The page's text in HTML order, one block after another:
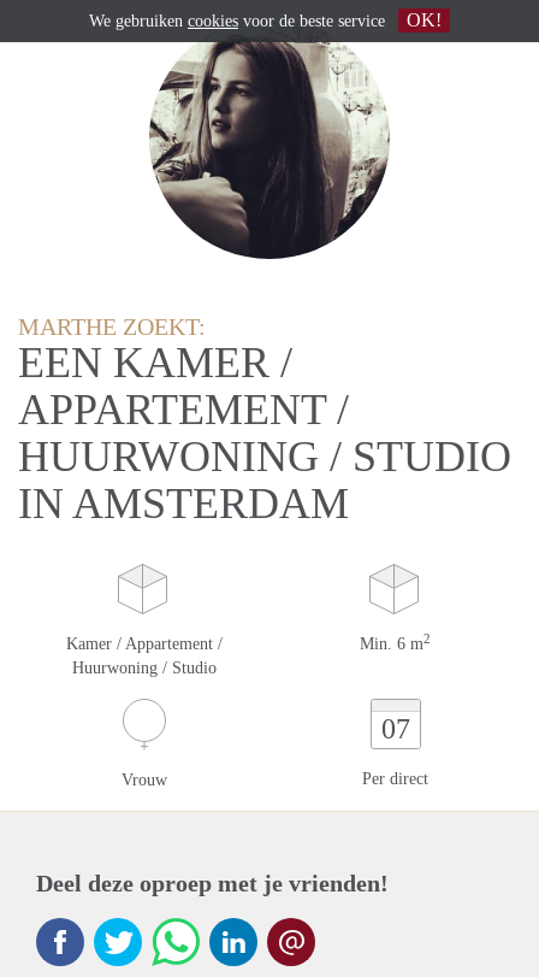
MARTHE ZOEKT:
EEN KAMER /
APPARTEMENT /
HUURWONING / STUDIO
IN AMSTERDAM
Kamer / Appartement /
Huurwoning / Studio
Min. 6 m2
Vrouw
07
Per direct
Deel deze oproep met je vrienden!
We gebruiken cookies voor de beste service OK!